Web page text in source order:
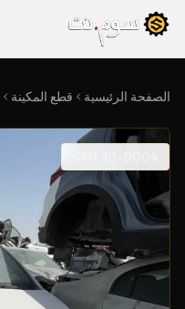
الصفحة الرئيسية قطع المكينة